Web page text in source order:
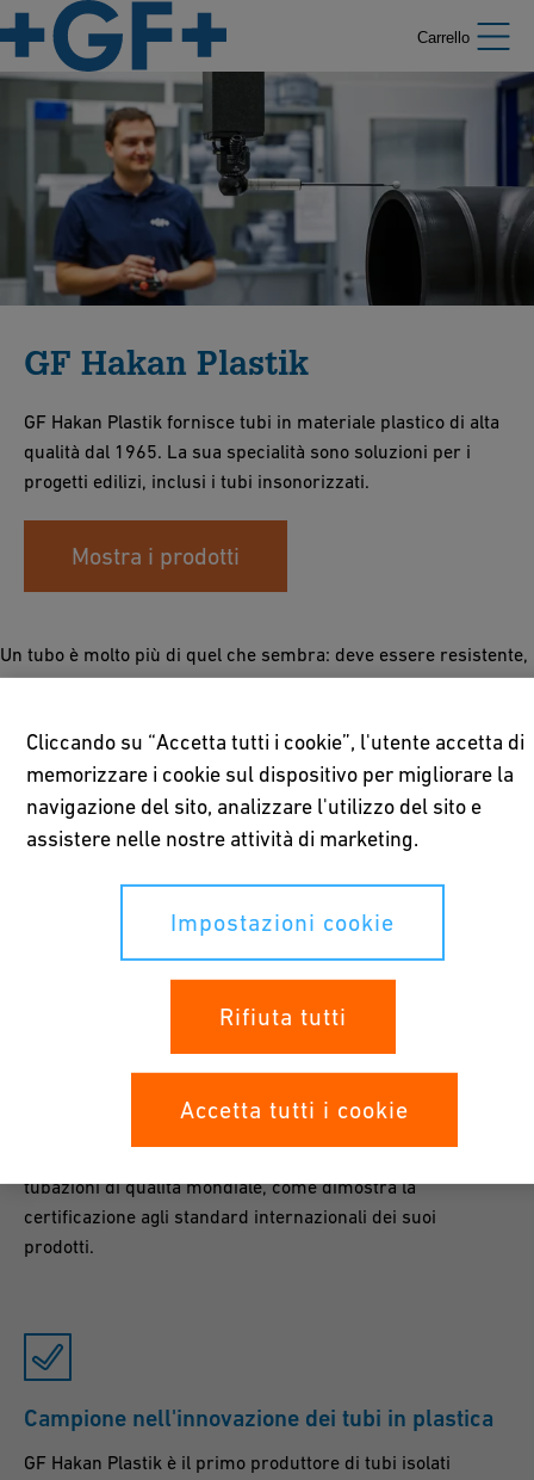
Carrello
GF Hakan Plastik
GF Hakan Plastik fornisce tubi in materiale plastico di alta
qualità dal 1965. La sua specialità sono soluzioni per i
progetti edilizi, inclusi i tubi insonorizzati.
Mostra i prodotti
Un tubo è molto più di quel che sembra: deve essere resistente,
isolato acusticamente e, naturalmente, impermeabile all'acqua,
esattamente la specialità di GF Hakan Plastik. Entrata a far parte
della famiglia Georg Fischer nel 2013, l'azienda turca produce
tubi in plastica che soddisfano i requisiti più severi. Ma non solo
questo: il portafoglio del marchio comprende anche servizi,
Qualità di livello mondiale
tubazioni di qualità mondiale, come dimostra la
certificazione agli standard internazionali dei suoi
prodotti.
Campione nell'innovazione dei tubi in plastica
GF Hakan Plastik è il primo produttore di tubi isolati
Cliccando su “Accetta tutti i cookie”, l'utente accetta di
memorizzare i cookie sul dispositivo per migliorare la
navigazione del sito, analizzare l'utilizzo del sito e
assistere nelle nostre attività di marketing.
Impostazioni cookie
Rifiuta tutti
Accetta tutti i cookie